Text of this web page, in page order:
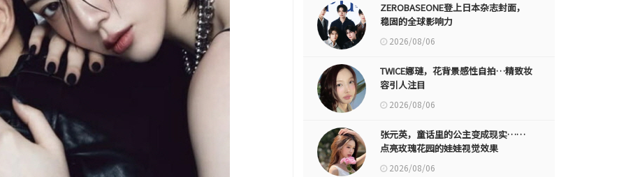
ZEROBASEONE登上日本杂志封面，
稳固的全球影响力
2026/08/06
TWICE娜璉，花背景感性自拍…精致妆
容引人注目
2026/08/06
张元英，童话里的公主变成现实……
点亮玫瑰花园的娃娃视觉效果
2026/08/06